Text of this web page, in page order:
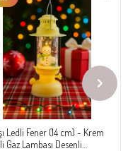
Ledli Fener (14 cm) - Krem
Gaz Lambası Desenli